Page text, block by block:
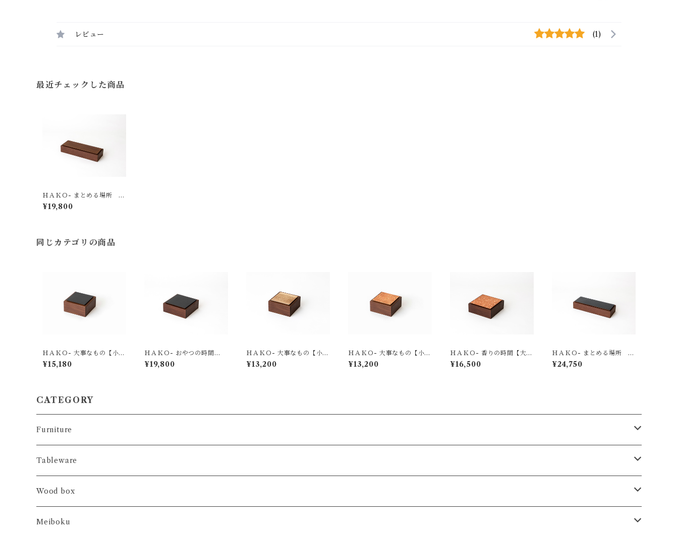
レビュー (1)
最近チェックした商品
ＨＡＫＯ- まとめる場所 0
03 KEBONY
¥19,800
同じカテゴリの商品
ＨＡＫＯ- 大事なもの【小】
001 漆クラック
¥15,180
ＨＡＫＯ- おやつの時間
【大】 002 漆クラック
¥19,800
ＨＡＫＯ- 大事なもの【小】
001 龍（朴）
¥13,200
ＨＡＫＯ- 大事なもの【小】
001 桜
¥13,200
ＨＡＫＯ- 香りの時間【大】
002 宝づくし
¥16,500
ＨＡＫＯ- まとめる場所 0
03 漆クラック
¥24,750
CATEGORY
Furniture
コンソール
ブックシェルフ
Tableware
テーブルランナー
アレンジプレート
Wood box
ＨＡＫＯ- 大事なもの
Meiboku